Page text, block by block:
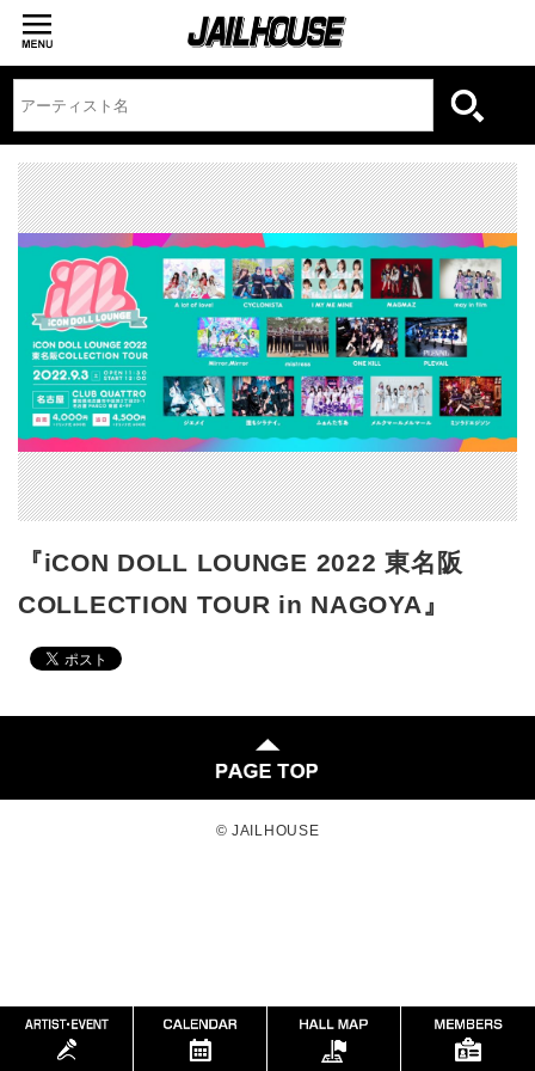
『iCON DOLL LOUNGE 2022 東名阪
COLLECTION TOUR in NAGOYA』
© JAILHOUSE